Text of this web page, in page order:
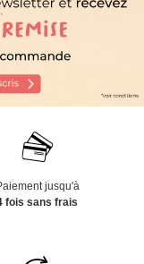
jusqu'à
fois sans frais